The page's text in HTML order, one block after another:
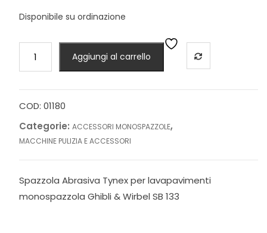
Disponibile su ordinazione
Abrasiva
13"
quantità
Aggiungi al carrello
COD: 01180
Categorie: ACCESSORI MONOSPAZZOLE,
MACCHINE PULIZIA E ACCESSORI
Spazzola Abrasiva Tynex per lavapavimenti
monospazzola Ghibli & Wirbel SB 133